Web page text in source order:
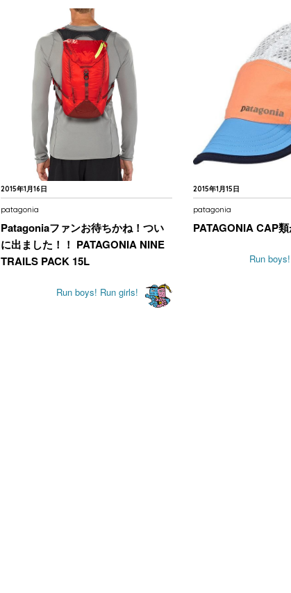
2015年1月16日
patagonia
Patagoniaファンお待ちかね！つい
に出ました！！ PATAGONIA NINE
TRAILS PACK 15L
Run boys! Run girls!
2015年1月15日
patagonia
PATAGONIA CAP類
Run